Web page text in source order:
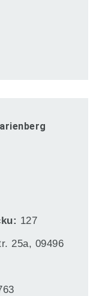
127
25a, 09496